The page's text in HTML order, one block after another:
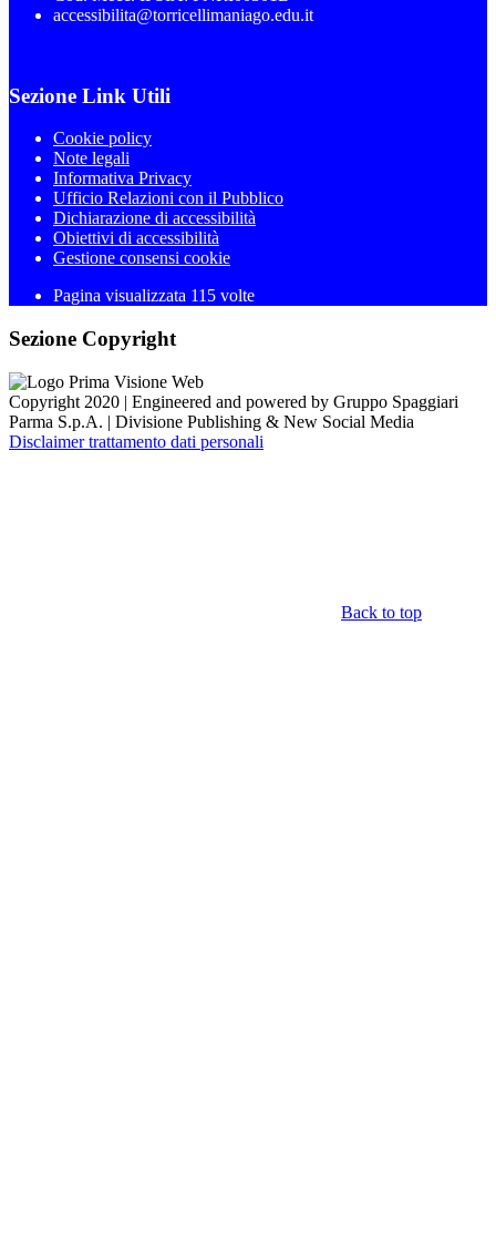
accessibilita@torricellimaniago.edu.it
Sezione Link Utili
Cookie policy
Note legali
Informativa Privacy
Ufficio Relazioni con il Pubblico
Dichiarazione di accessibilità
Obiettivi di accessibilità
Gestione consensi cookie
Pagina visualizzata 115 volte
Sezione Copyright
Copyright 2020 | Engineered and powered by Gruppo Spaggiari
Parma S.p.A. | Divisione Publishing & New Social Media
Disclaimer trattamento dati personali
Back to top